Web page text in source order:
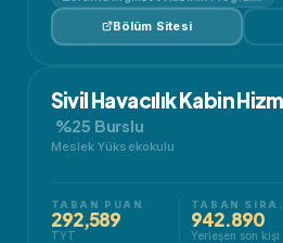
Bölüm Sitesi
Sivil Havacılık Kabin
%25 Burslu
Meslek Yüksekokulu
TABAN PUAN
292,589
TYT
942.890
Yerleşen son kişi